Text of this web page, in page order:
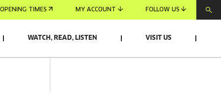
TIMES MY ACCOUNT FOLLOW US
WATCH, READ, LISTEN VISIT US